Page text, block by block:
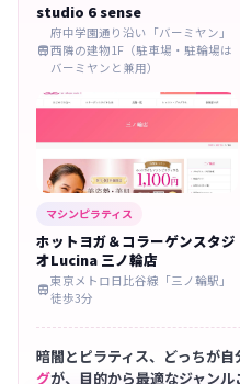
studio 6 sense

府中学園通り沿い「バーミヤン」
西隣の建物1F（駐車場・駐輪場は
バーミヤンと兼用）
マシンピラティス
ホットヨガ＆コラーゲンスタジ
オLucina 三ノ輪店

東京メトロ日比谷線「三ノ輪駅」
徒歩3分
暗闇とピラティス、どっちが自
グが、目的から最適なジャンル